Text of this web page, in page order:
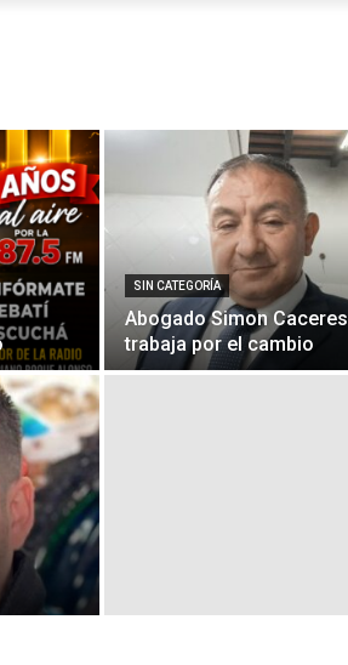
SIN CATEGORÍA
Abogado Simon Caceres
trabaja por el cambio